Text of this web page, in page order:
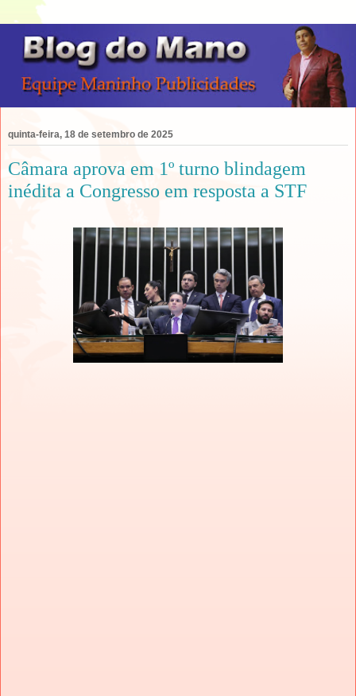
quinta-feira, 18 de setembro de 2025
Câmara aprova em 1º turno blindagem
inédita a Congresso em resposta a STF